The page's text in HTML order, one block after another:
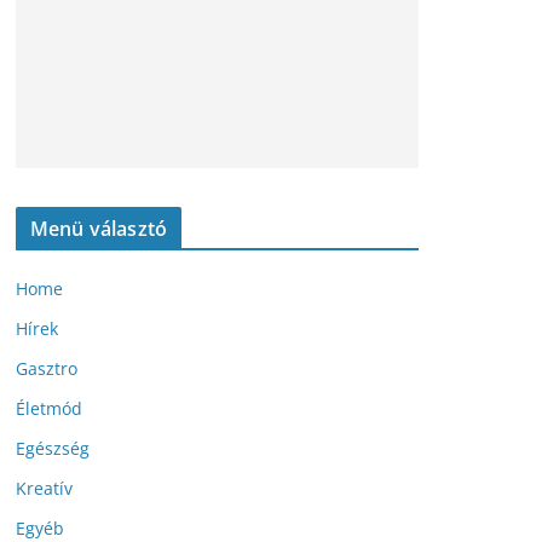
Menü választó
Home
Hírek
Gasztro
Életmód
Egészség
Kreatív
Egyéb